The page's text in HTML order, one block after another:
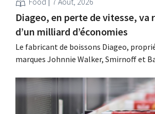
Diageo, en perte de vitesse, va
d’un milliard d’économies
Le fabricant de boissons Diageo,
marques Johnnie Walker, Smirnoff et
considérablement ses coûts tout en
croissance, notamment pour Guinness
prêts à boire.